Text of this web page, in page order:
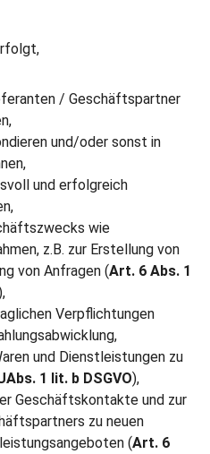
/ Geschäftspartner
und/oder sonst in
und erfolgreich
wie
z.B. zur Erstellung von
von Anfragen (Art. 6 Abs. 1
Verpflichtungen
und Dienstleistungen zu
1 lit. b DSGVO),
Geschäftskontakte und zur
zu neuen
(Art. 6